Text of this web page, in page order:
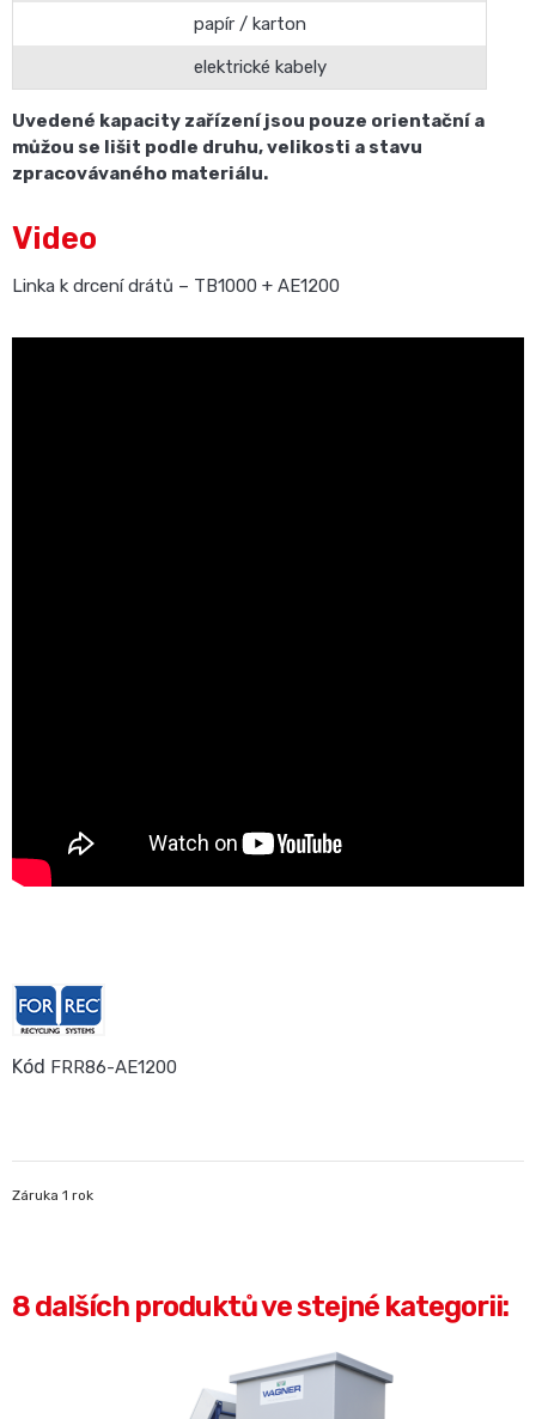
papír / karton
elektrické kabely
Uvedené kapacity zařízení jsou pouze orientační a
můžou se lišit podle druhu, velikosti a stavu
zpracovávaného materiálu.
Video
Linka k drcení drátů – TB1000 + AE1200
Kód FRR86-AE1200
Záruka 1 rok
8 dalších produktů ve stejné kategorii: